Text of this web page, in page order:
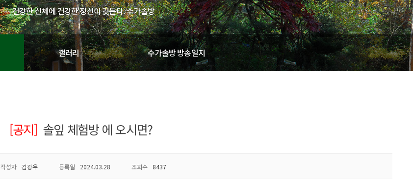
건강한 신체에 건강한 정신이 깃든다. 수가솔방
갤러리 수가솔방 방송일지
[공지] 솔잎 체험방 에 오시면?
작성자 김광우 등록일 2024.03.28 조회수 8437